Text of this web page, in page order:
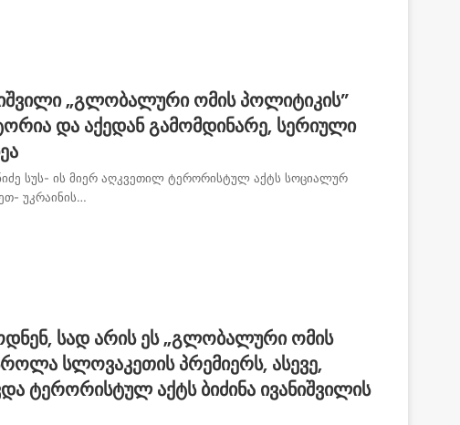
„გლობალური ომის პოლიტიკის”
და აქედან გამომდინარე, სერიული
სუს- ის მიერ აღკვეთილ ტერორისტულ აქტს სოციალურ
უკრაინის…
სად არის ეს „გლობალური ომის
სლოვაკეთის პრემიერს, ასევე,
ტერორისტულ აქტს ბიძინა ივანიშვილის